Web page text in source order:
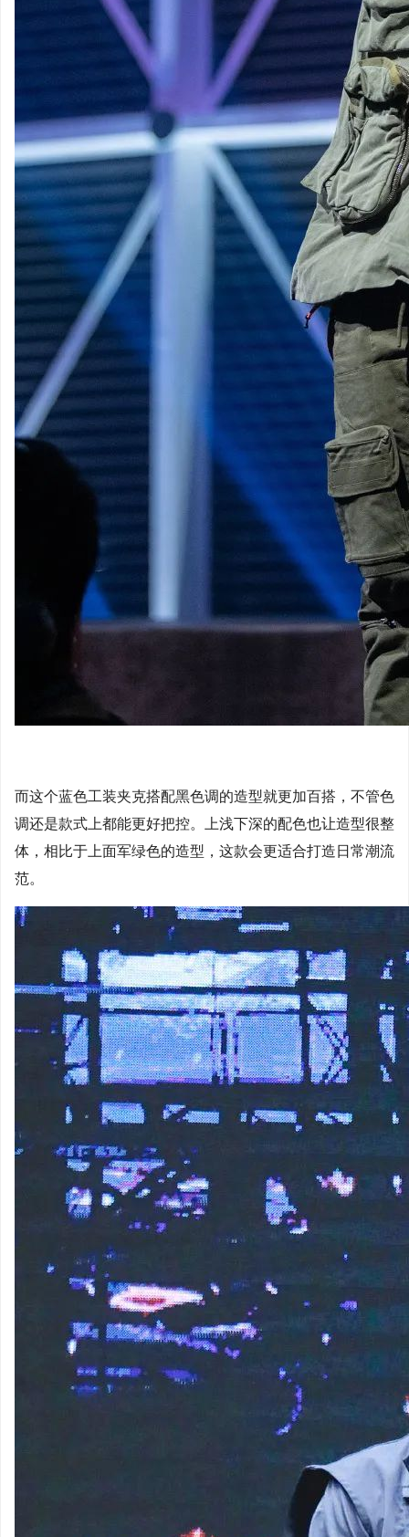
而这个蓝色工装夹克搭配黑色调的造型就更加百搭，不管色
调还是款式上都能更好把控。上浅下深的配色也让造型很整
体，相比于上面军绿色的造型，这款会更适合打造日常潮流
范。